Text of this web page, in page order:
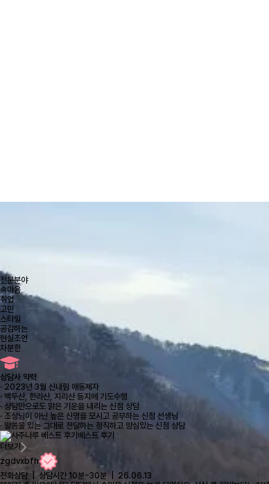
전문분야
속마음
취업
고민
스타일
공감하는
현실조언
차분한
상담사 약력
· 2023년 3월 신내림 애동제자
· 백두산, 한라산, 지리산 등지에 기도수행
· 상담만으로도 맑은 기운을 내리는 신점 상담
· 조상님이 아닌 높은 신명을 모시고 공부하는 신점 선생님
· 말씀을 있는 그대로 전달하는 정직하고 양심있는 신점 상담
베스트 후기
더보기
zgdvxbfh
전화상담 | 상담시간 10분~30분 | 26.06.13